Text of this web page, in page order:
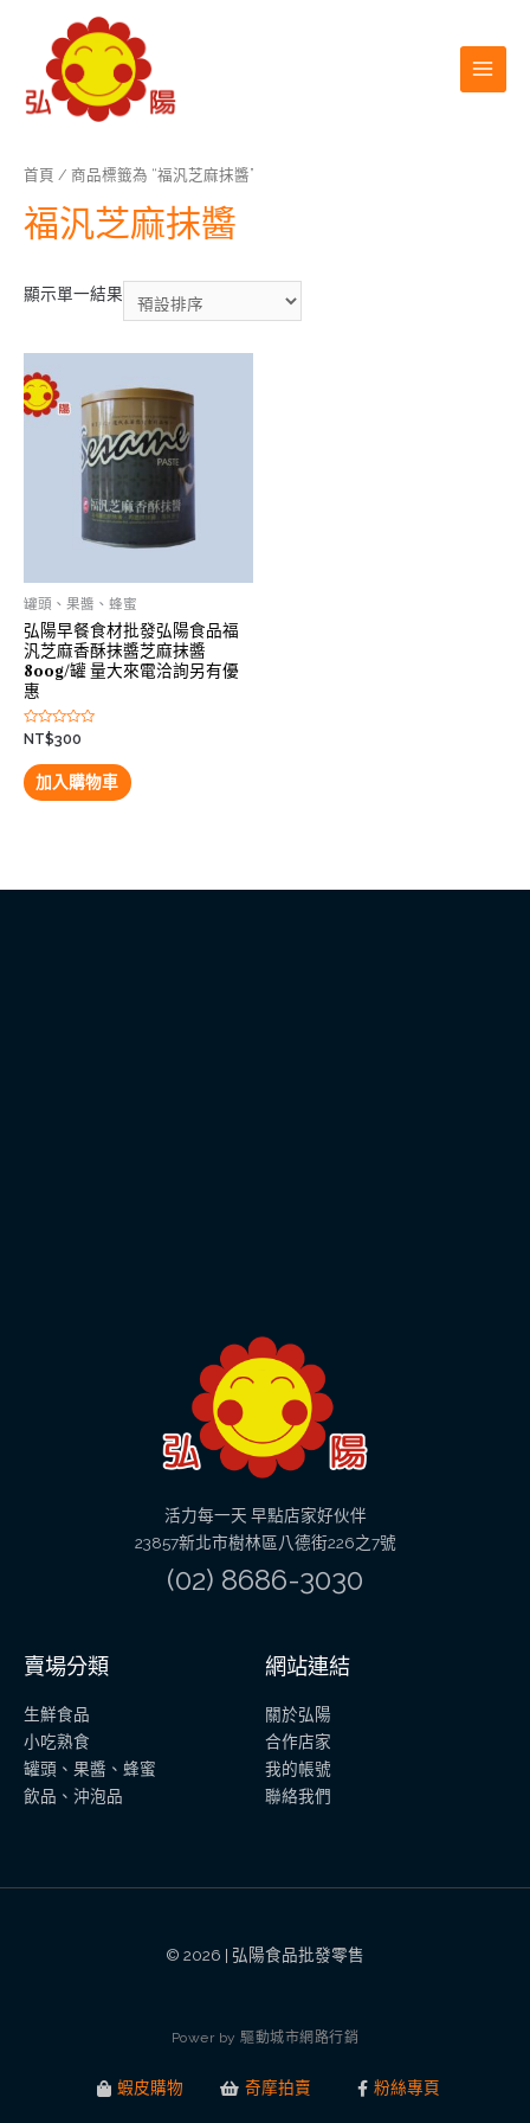
首頁 / 商品標籤為 “福汎芝麻抹醬”
福汎芝麻抹醬
顯示單一結果
罐頭、果醬、蜂蜜
弘陽早餐食材批發弘陽食品福
汎芝麻香酥抹醬芝麻抹醬
800g/罐 量大來電洽詢另有優
惠
評
分
滿
分
5
NT$300
加入購物車
活力每一天 早點店家好伙伴
23857新北市樹林區八德街226之7號
(02) 8686-3030
賣場分類
生鮮食品
小吃熟食
罐頭、果醬、蜂蜜
飲品、沖泡品
網站連結
關於弘陽
合作店家
我的帳號
聯絡我們
© 2026 | 弘陽食品批發零售
Power by 驅動城市網 路行銷
蝦皮購物 奇摩拍賣 粉絲專頁